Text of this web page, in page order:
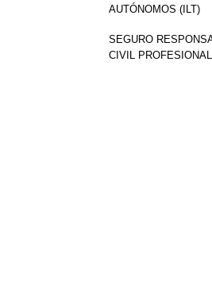
AUTÓNOMOS (ILT)
SEGURO
CIVIL PROFESIONAL